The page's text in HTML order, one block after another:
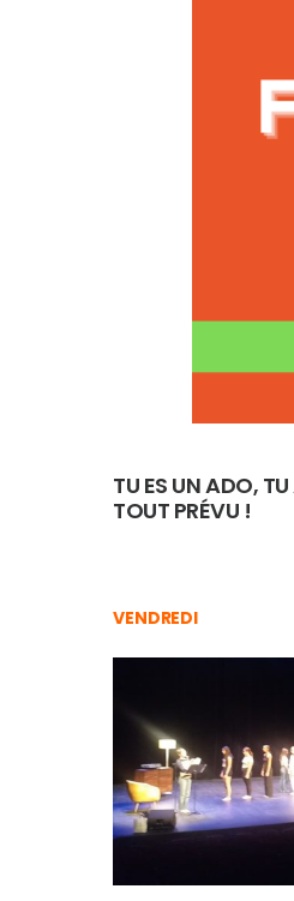
TU ES UN ADO,
TOUT PRÉVU !
VENDREDI